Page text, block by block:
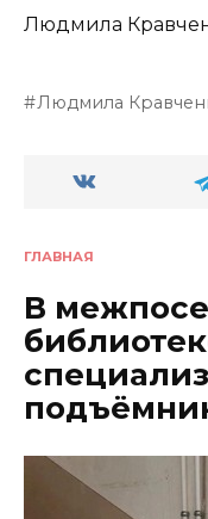
Людмила
Людмила
ГЛАВНАЯ
В